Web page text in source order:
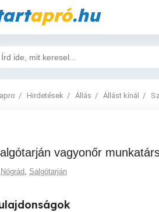
apró.hu
Hirdetések Állás Állást kínál
Salgótarján vagyonőr
Nógrád, Salgótarján